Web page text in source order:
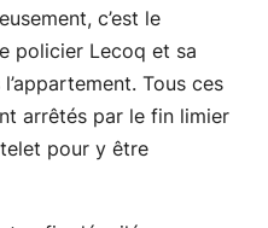
c’est le
policier Lecoq et sa
Tous ces
arrêtés par le fin limier
pour y être